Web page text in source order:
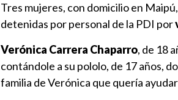
Tres mujeres, con domicilio en
detenidas por personal de la PDI por
Verónica Carrera Chaparro, de 18
contándole a su pololo, de 17 años,
familia de Verónica que quería